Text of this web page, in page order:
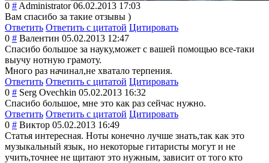
0 # Administrator 06.02.2013 17:03
Вам спасибо за такие отзывы )
Ответить Ответить с цитатой Цитировать
0 # Валентин 05.02.2013 12:47
Спасибо большое за науку,может с вашей помощью все-таки
выучу нотную грамоту.
Много раз начинал,не хватало терпения.
Ответить Ответить с цитатой Цитировать
0 # Serg Ovechkin 05.02.2013 16:32
Спасибо большое, мне это как раз сейчас нужно.
Ответить Ответить с цитатой Цитировать
0 # Виктор 05.02.2013 16:49
Статья интересная. Ноты конечно лучше знать,так как это
музыкальный язык, но некоторые гитаристы могут и не
учить,точнее не щитают это нужным, зависит от того кто